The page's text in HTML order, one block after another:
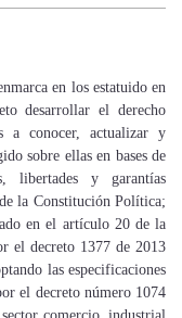
en los estatuido en
desarrollar el derecho
a conocer, actualizar y
sobre ellas en bases de
libertades y garantías
la Constitución Política;
en el artículo 20 de la
el decreto 1377 de 2013
las especificaciones
el decreto número 1074